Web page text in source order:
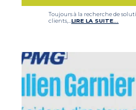
Toujours à la recherche de
clients,…LIRE LA SUITE…